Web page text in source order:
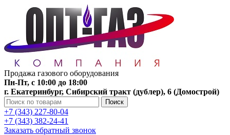
Продажа газового оборудования
Пн-Пт, с 10:00 до 18:00
г. Екатеринбург, Сибирский тракт (дублер), 6 (Домострой)
Поиск
+7 (343) 227-80-04
+7 (343) 382-24-41
Заказать обратный звонок